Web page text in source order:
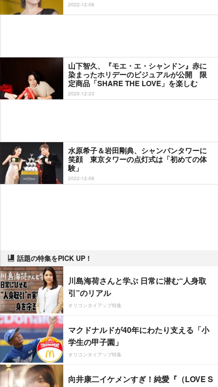
2022-12-08
山下智久、『モエ・エ・シャンドン』赤に
染まったホリデーのビジュアルが公開 限
定商品「SHARE THE LOVE」を楽しむ
2025-12-23
水原希子＆岩田剛典、シャンパンタワーに
笑顔 東京タワーの点灯式は「初めての体
験」
2022-12-08
話題の特集をPICK UP！
川島海荷さんと学ぶ 日常に潜む“人身取
引”のリアル
オリコンタイアップ特集
マクドナルドが40年にわたり支える「小
学生の甲子園」
オリコンタイアップ特集
向井康二イケメンすぎ！純愛『（LOVE S